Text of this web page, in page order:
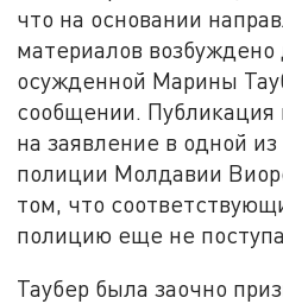
что на основании
материалов
осужденной Марины
сообщении. Публикация
на заявление в одной
полиции Молдавии
том, что
полицию еще не
Таубер была заочно